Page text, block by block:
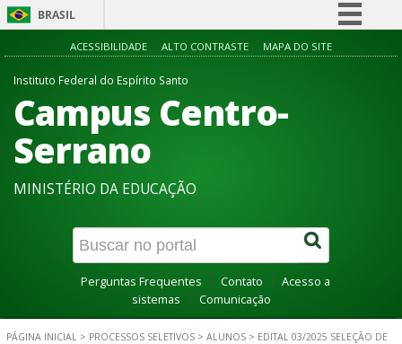
BRASIL
Simplifique!
Acesso à informação
ACESSIBILIDADE ALTO CONTRASTE MAPA DO SITE
Instituto Federal do Espírito Santo
Campus Centro-
Serrano
MINISTÉRIO DA EDUCAÇÃO
Perguntas Frequentes Contato
Acesso a
sistemas
Comunicação
PÁGINA INICIAL > PROCESSOS SELETIVOS > ALUNOS > EDITAL 03/2025 SELEÇÃO DE